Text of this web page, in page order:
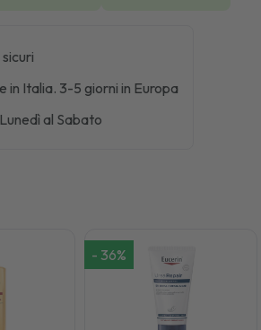
in Italia. 3-5 giorni in Europa
al Sabato
- 36%